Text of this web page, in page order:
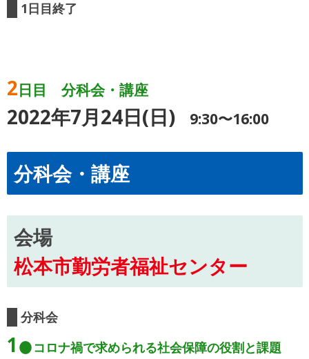
1日目終了
2日目 分科会・講座
2022年7月24日(日)9:30〜16:00
分科会・講座
会場
松本市勤労者福祉センター
分科会
1 コロナ禍で求められる社会保障の役割と課題